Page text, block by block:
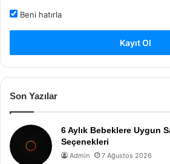
Beni hatırla
Kayıt Ol
Son Yazılar
6 Aylık Bebeklere Uygun
Seçenekleri
Admin 7 Ağustos 2026